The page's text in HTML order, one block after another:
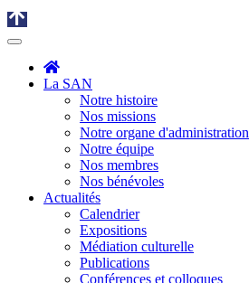
La SAN
Notre histoire
Nos missions
Notre organe d'administration
Notre équipe
Nos membres
Nos bénévoles
Actualités
Calendrier
Expositions
Médiation culturelle
Publications
Conférences et colloques